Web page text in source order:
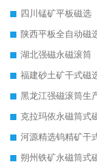
四川锰矿平板磁选
湖北强磁永磁滚筒
福建砂土矿干式磁
黑龙江强磁滚筒生
河源精选钨精矿干
朔州铁矿永磁筒式